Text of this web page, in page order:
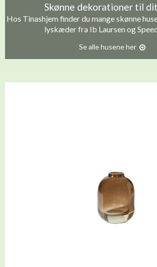
Skønne dekorationer til
Hos Tinashjem finder du mange skønne
lyskæder fra Ib Laursen og
Se alle husene her